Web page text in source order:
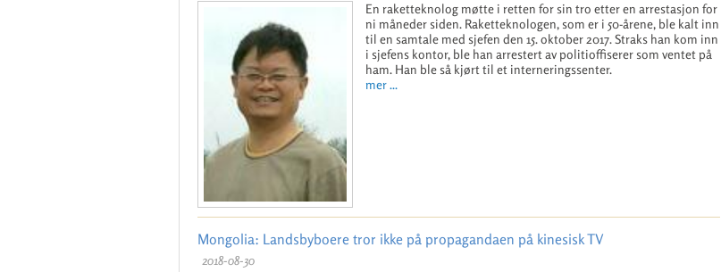
En raketteknolog møtte i retten for sin tro etter en arrestasjon for
ni måneder siden. Raketteknologen, som er i 50-årene, ble kalt inn
til en samtale med sjefen den 15. oktober 2017. Straks han kom inn
i sjefens kontor, ble han arrestert av politioffiserer som ventet på
ham. Han ble så kjørt til et interneringssenter.
mer ...
Mongolia: Landsbyboere tror ikke på propagandaen på kinesisk TV
2018-08-30